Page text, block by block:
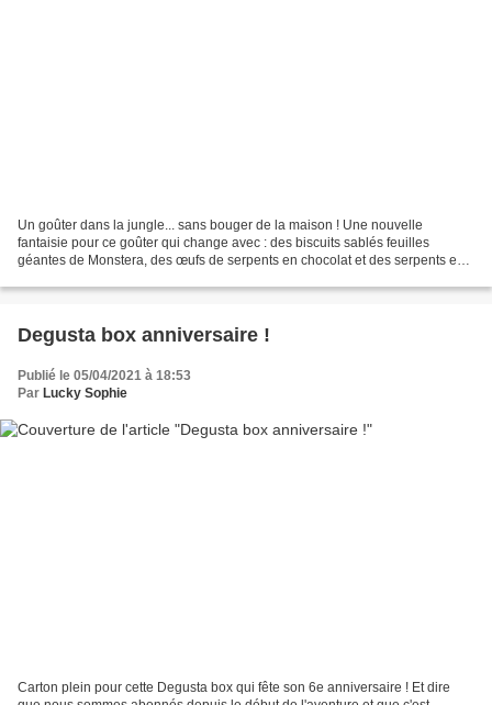
Un goûter dans la jungle... sans bouger de la maison ! Une nouvelle
fantaisie pour ce goûter qui change avec : des biscuits sablés feuilles
géantes de Monstera, des œufs de serpents en chocolat et des serpents en
Degusta box anniversaire !
Publié le 05/04/2021 à 18:53
Par Lucky Sophie
Carton plein pour cette Degusta box qui fête son 6e anniversaire ! Et dire